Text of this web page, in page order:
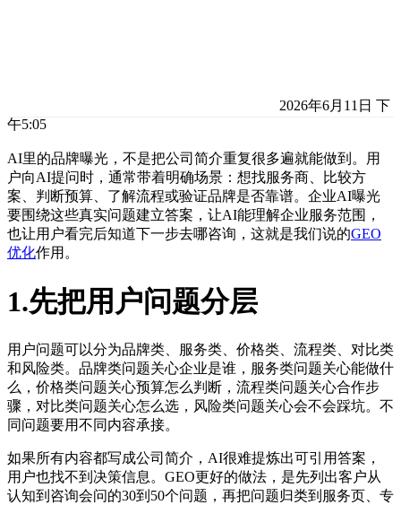
2026年6月11日 下
午5:05
AI里的品牌曝光，不是把公司简介重复很多遍就能做到。用
户向AI提问时，通常带着明确场景：想找服务商、比较方
案、判断预算、了解流程或验证品牌是否靠谱。企业AI曝光
要围绕这些真实问题建立答案，让AI能理解企业服务范围，
也让用户看完后知道下一步去哪咨询，这就是我们说的GEO
优化作用。
1.先把用户问题分层
用户问题可以分为品牌类、服务类、价格类、流程类、对比类
和风险类。品牌类问题关心企业是谁，服务类问题关心能做什
么，价格类问题关心预算怎么判断，流程类问题关心合作步
骤，对比类问题关心怎么选，风险类问题关心会不会踩坑。不
同问题要用不同内容承接。
如果所有内容都写成公司简介，AI很难提炼出可引用答案，
用户也找不到决策信息。GEO更好的做法，是先列出客户从
认知到咨询会问的30到50个问题，再把问题归类到服务页、专